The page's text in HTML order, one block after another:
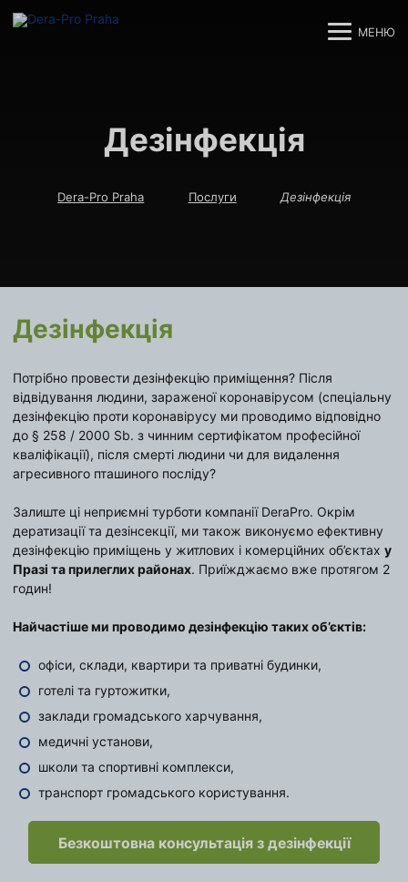
МЕНЮ
Дезінфекція
Dera-Pro Praha Послуги Дезінфекція
Дезінфекція
Потрібно провести дезінфекцію приміщення? Після
відвідування людини, зараженої коронавірусом (спеціальну
дезінфекцію проти коронавірусу ми проводимо відповідно
до § 258 / 2000 Sb. з чинним сертифікатом професійної
кваліфікації), після смерті людини чи для видалення
агресивного пташиного посліду?
Залиште ці неприємні турботи компанії DeraPro. Окрім
дератизації та дезінсекції, ми також виконуємо ефективну
дезінфекцію приміщень у житлових і комерційних об’єктах у
Празі та прилеглих районах. Приїжджаємо вже протягом 2
годин!
Найчастіше ми проводимо дезінфекцію таких об’єктів:
офіси, склади, квартири та приватні будинки,
готелі та гуртожитки,
заклади громадського харчування,
медичні установи,
школи та спортивні комплекси,
транспорт громадського користування.
Безкоштовна консультація з дезінфекції